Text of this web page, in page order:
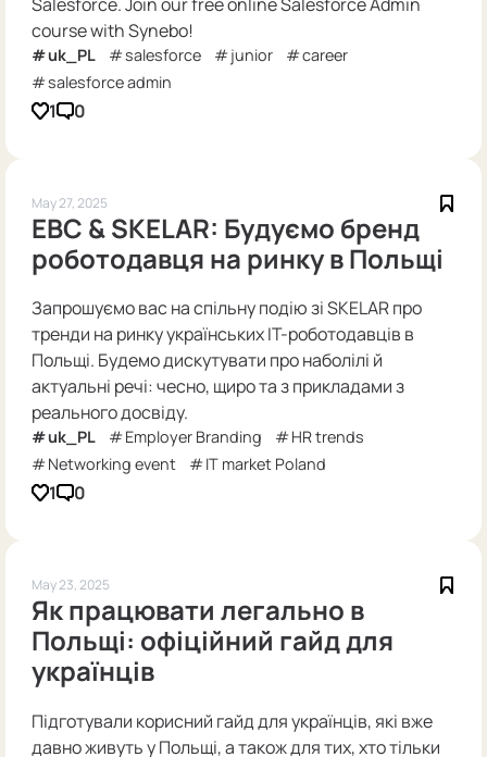
course with Synebo!
uk_PL salesforce junior
career
salesforce admin
1 0
May 27, 2025
EBC & SKELAR: Будуємо бренд
роботодавця на ринку в Польщі
Запрошуємо вас на спільну подію зі SKELAR про
тренди на ринку українських ІТ-роботодавців в
Польщі. Будемо дискутувати про наболілі й
актуальні речі: чесно, щиро та з прикладами з
реального досвіду.
uk_PL Employer Branding
HR trends
Networking event
IT market Poland
1 0
May 23, 2025
Як працювати легально в
Польщі: офіційний гайд для
українців
Підготували корисний гайд для українців, які вже
давно живуть у Польщі, а також для тих, хто тільки